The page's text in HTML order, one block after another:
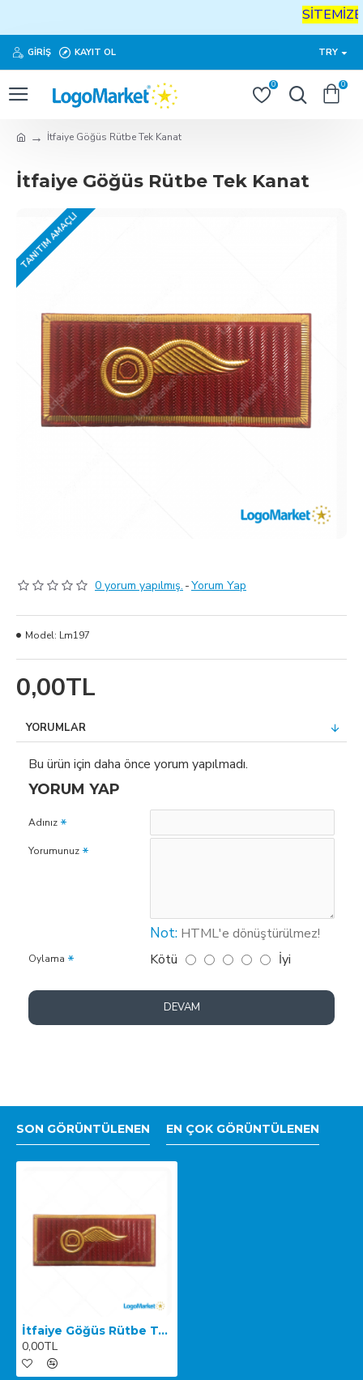
SİTEMİZE
GIRIŞ KAYIT OL TRY
0 0
İtfaiye Göğüs Rütbe Tek Kanat
İtfaiye Göğüs Rütbe Tek Kanat
TANITIM AMAÇLI
0 yorum yapılmış. -Yorum Yap
0,00TL
Model: Lm197
YORUMLAR
Bu ürün için daha önce yorum yapılmadı.
YORUM YAP
Adınız
Yorumunuz
Not: HTML'e dönüştürülmez!
Oylama Kötü İyi
DEVAM
SON GÖRÜNTÜLENEN EN ÇOK GÖRÜNTÜLENEN
İtfaiye Göğüs Rütbe Tek Kanat
0,00TL